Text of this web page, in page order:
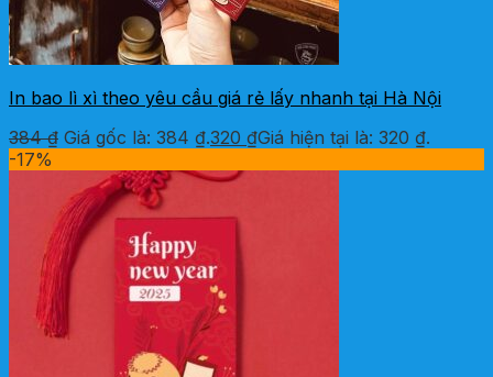
In bao lì xì theo yêu cầu giá rẻ lấy nhanh tại Hà Nội
384₫ Giá gốc là: 384 ₫.320 ₫Giá hiện tại là: 320 ₫.
-17%